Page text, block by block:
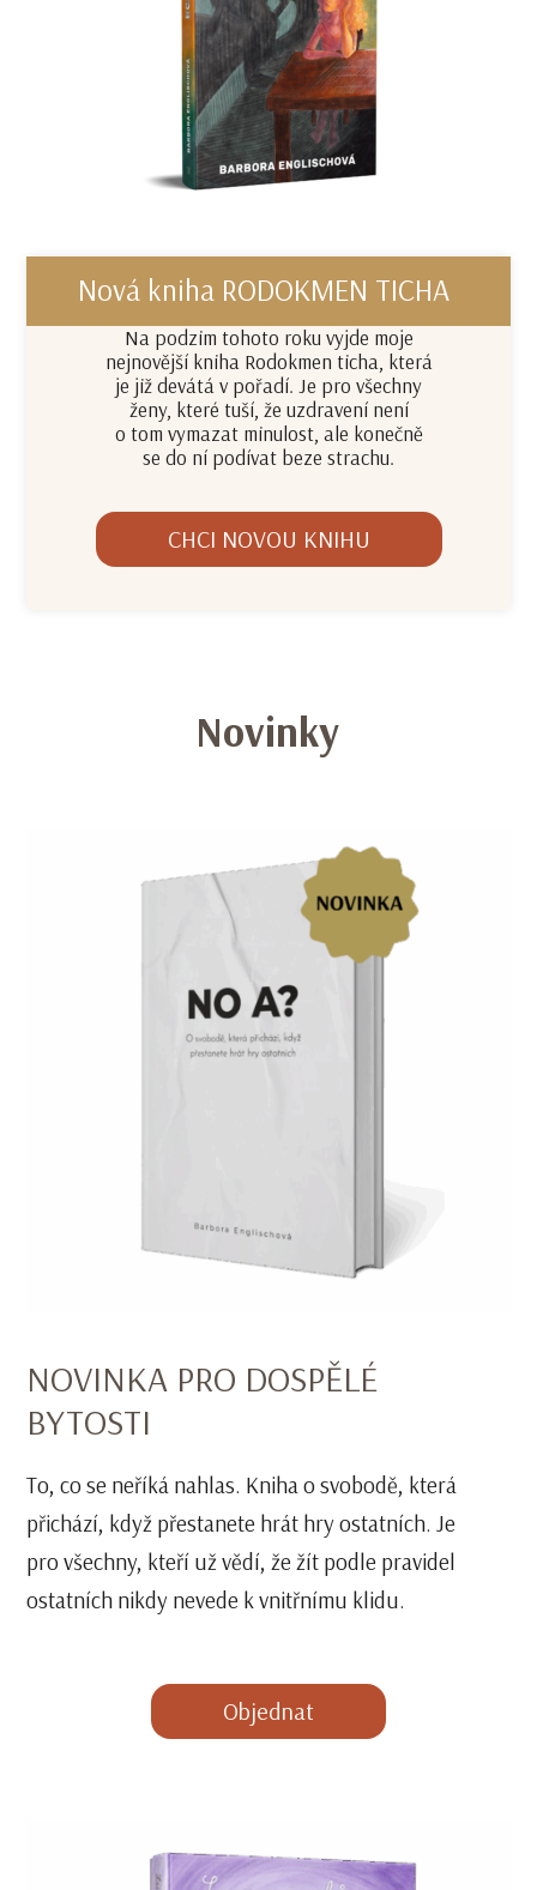
Nová kniha RODOKMEN TICHA
Na podzim tohoto roku vyjde moje
nejnovější kniha Rodokmen ticha, která
je již devátá v pořadí. Je pro všechny
ženy, které tuší, že uzdravení není
o tom vymazat minulost, ale konečně
se do ní podívat beze strachu.
CHCI NOVOU KNIHU
Novinky
NOVINKA PRO DOSPĚLÉ
BYTOSTI
To, co se neříká nahlas. Kniha o svobodě, která
přichází, když přestanete hrát hry ostatních. Je
pro všechny, kteří už vědí, že žít podle pravidel
ostatních nikdy nevede k vnitřnímu klidu.
Objednat